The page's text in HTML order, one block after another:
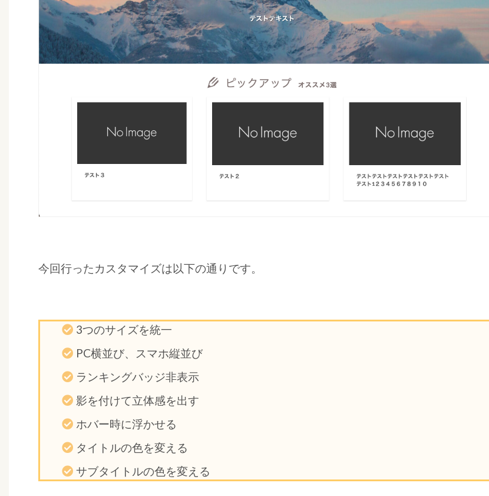
今回行ったカスタマイズは以下の通りです。
3つのサイズを統一
PC横並び、スマホ縦並び
ランキングバッジ非表示
影を付けて立体感を出す
ホバー時に浮かせる
タイトルの色を変える
サブタイトルの色を変える